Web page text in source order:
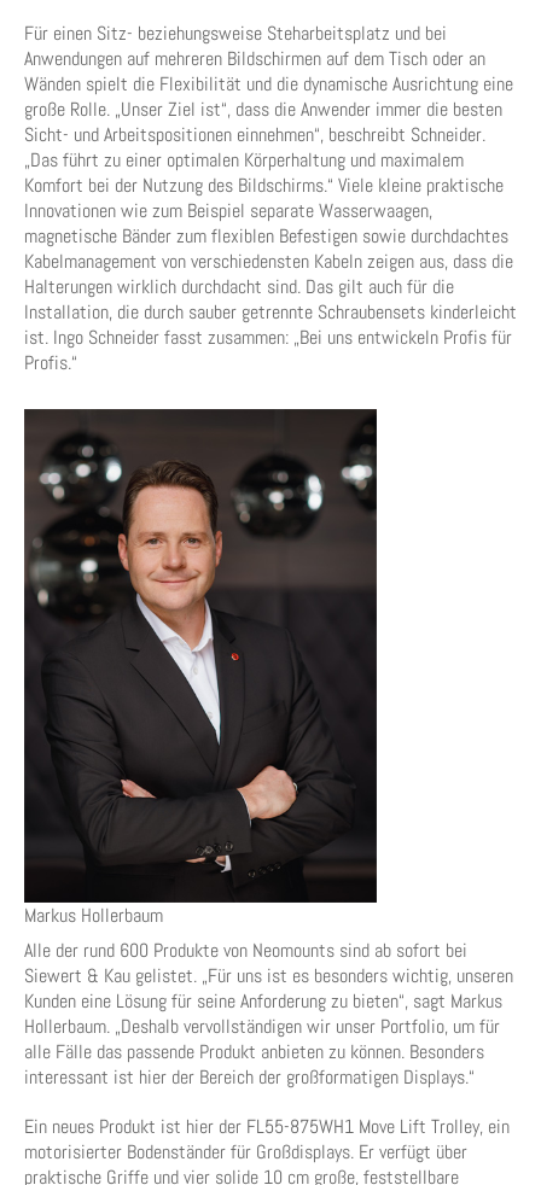
Für einen Sitz- beziehungsweise Steharbeitsplatz und bei
Anwendungen auf mehreren Bildschirmen auf dem Tisch oder an
Wänden spielt die Flexibilität und die dynamische Ausrichtung eine
große Rolle. „Unser Ziel ist“, dass die Anwender immer die besten
Sicht- und Arbeitspositionen einnehmen“, beschreibt Schneider.
„Das führt zu einer optimalen Körperhaltung und maximalem
Komfort bei der Nutzung des Bildschirms.“ Viele kleine praktische
Innovationen wie zum Beispiel separate Wasserwaagen,
magnetische Bänder zum flexiblen Befestigen sowie durchdachtes
Kabelmanagement von verschiedensten Kabeln zeigen aus, dass die
Halterungen wirklich durchdacht sind. Das gilt auch für die
Installation, die durch sauber getrennte Schraubensets kinderleicht
ist. Ingo Schneider fasst zusammen: „Bei uns entwickeln Profis für
Profis.“
Markus Hollerbaum
Alle der rund 600 Produkte von Neomounts sind ab sofort bei
Siewert & Kau gelistet. „Für uns ist es besonders wichtig, unseren
Kunden eine Lösung für seine Anforderung zu bieten“, sagt Markus
Hollerbaum. „Deshalb vervollständigen wir unser Portfolio, um für
alle Fälle das passende Produkt anbieten zu können. Besonders
interessant ist hier der Bereich der großformatigen Displays.“
Ein neues Produkt ist hier der FL55-875WH1 Move Lift Trolley, ein
motorisierter Bodenständer für Großdisplays. Er verfügt über
praktische Griffe und vier solide 10 cm große, feststellbare